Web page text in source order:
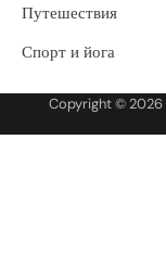
Путешествия
Спорт и йога
Copyright © 2026